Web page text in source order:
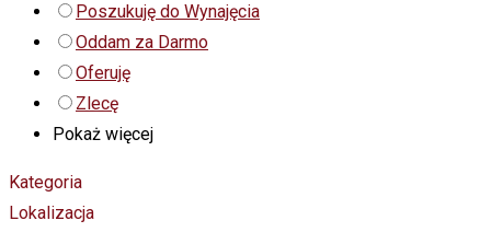
Poszukuję do Wynajęcia
Oddam za Darmo
Oferuję
Zlecę
Pokaż więcej
Kategoria
Lokalizacja